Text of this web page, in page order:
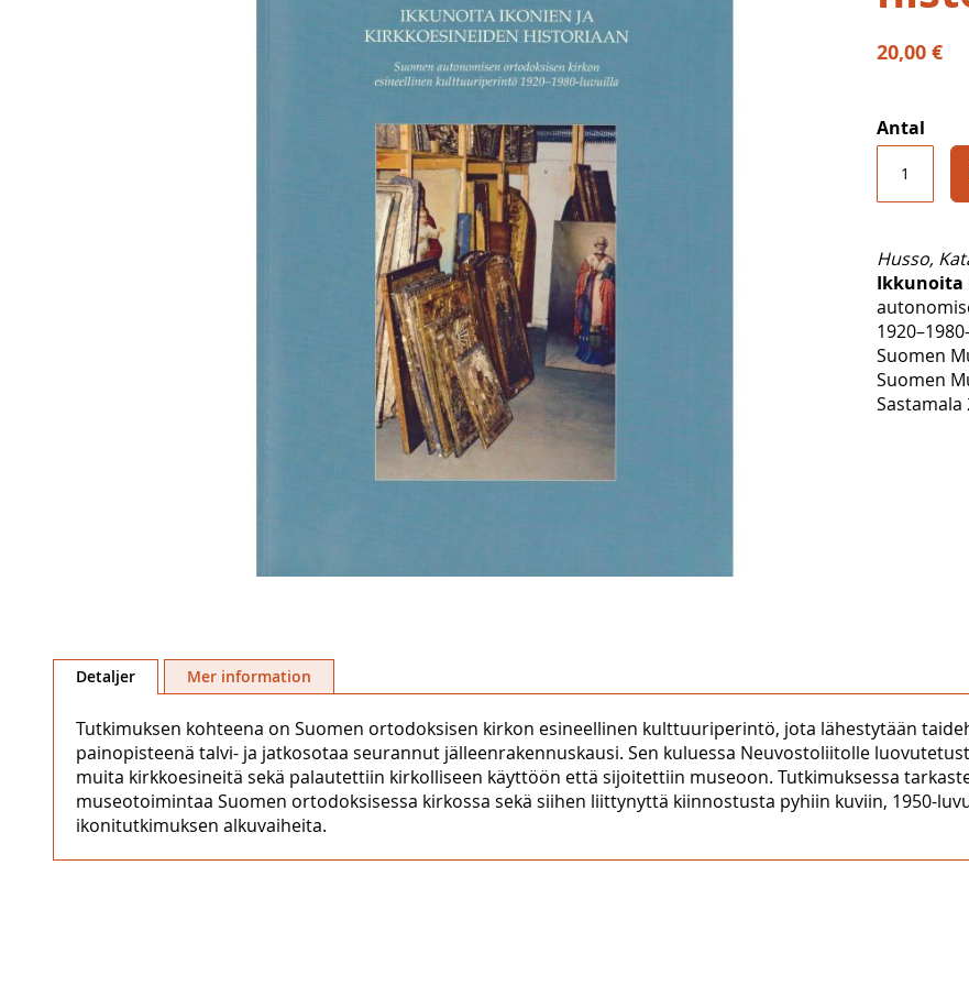
till
bildgalleriet
20,00 €
Antal
Husso,
Ikkunoita
Suomen
Suomen
Sastamala
Detaljer
Tutkimuksen kohteena on Suomen ortodoksisen kirkon esineellinen kulttuuriperintö, jota lähestytään
painopisteenä talvi- ja jatkosotaa seurannut jälleenrakennuskausi. Sen kuluessa Neuvostoliitolle
muita kirkkoesineitä sekä palautettiin kirkolliseen käyttöön että sijoitettiin museoon. Tutkimuksessa
museotoimintaa Suomen ortodoksisessa kirkossa sekä siihen liittynyttä kiinnostusta pyhiin kuviin, 1950-
ikonitutkimuksen alkuvaiheita.
Mer information